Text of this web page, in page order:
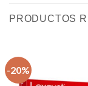
PRODUCTOS
-20%